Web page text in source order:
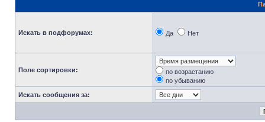
Искать в подфорумах: Да Нет
Поле сортировки:
по возрастанию
по убыванию
Искать сообщения за: